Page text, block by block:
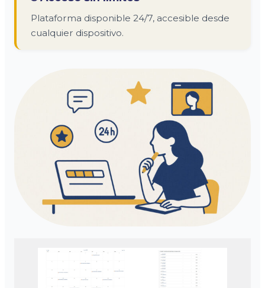
Plataforma disponible 24/7, accesible desde
cualquier dispositivo.